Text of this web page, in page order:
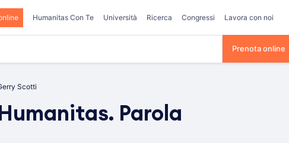
Humanitas Con Te Università Ricerca Congressi Lavora con noi
Prenota online
Scotti
Parola